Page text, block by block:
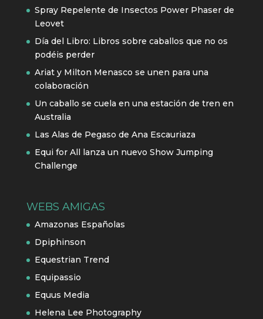
Spray Repelente de Insectos Power Phaser de
Leovet
Día del Libro: Libros sobre caballos que no os
podéis perder
Ariat y Milton Menasco se unen para una
colaboración
Un caballo se cuela en una estación de tren en
Australia
Las Alas de Pegaso de Ana Escauriaza
Equi for All lanza un nuevo Show Jumping
Challenge
WEBS AMIGAS
Amazonas Españolas
Dpiphinson
Equestrian Trend
Equipassio
Equus Media
Helena Lee Photography